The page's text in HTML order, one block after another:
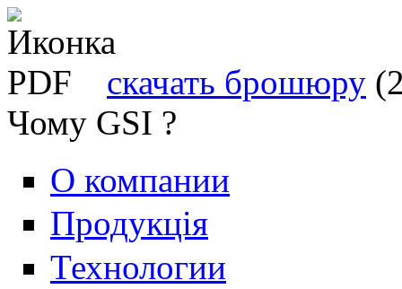
скачать брошюру
Чому GSI ?
О компании
Продукція
Технологии